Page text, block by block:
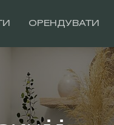
ОРЕНДУВАТИ